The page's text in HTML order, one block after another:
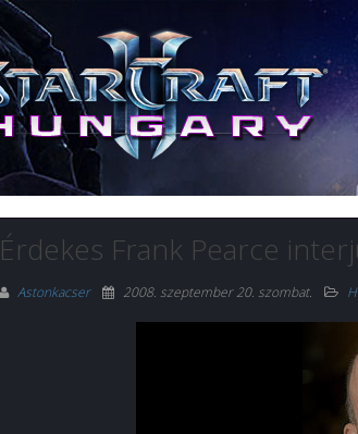
Érdekes Frank Pearce
Astonkacser 2008. szeptember 20. szombat.